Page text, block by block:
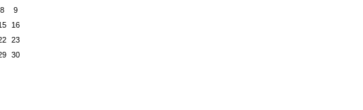
8
9
16
23
30